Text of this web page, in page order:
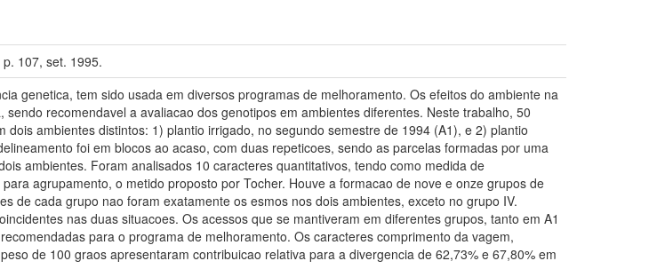
107, set. 1995.
genetica, tem sido usada em diversos programas de melhoramento. Os efeitos do ambiente na
recomendavel a avaliacao dos genotipos em ambientes diferentes. Neste trabalho, 50
ambientes distintos: 1) plantio irrigado, no segundo semestre de 1994 (A1), e 2) plantio
foi em blocos ao acaso, com duas repeticoes, sendo as parcelas formadas por uma
ambientes. Foram analisados 10 caracteres quantitativos, tendo como medida de
agrupamento, o metido proposto por Tocher. Houve a formacao de nove e onze grupos de
de cada grupo nao foram exatamente os esmos nos dois ambientes, exceto no grupo IV.
nas duas situacoes. Os acessos que se mantiveram em diferentes grupos, tanto em A1
para o programa de melhoramento. Os caracteres comprimento da vagem,
de 100 graos apresentaram contribuicao relativa para a divergencia de 62,73% e 67,80% em